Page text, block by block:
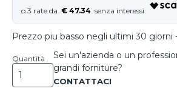
€ 47.34
Prezzo piu basso negli ultimi 30 giorni
Quantità
Sei un'azienda o un
grandi forniture?